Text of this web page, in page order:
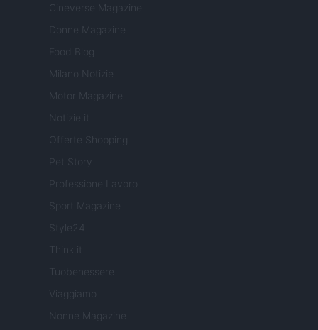
Cineverse Magazine
Donne Magazine
Food Blog
Milano Notizie
Motor Magazine
Notizie.it
Offerte Shopping
Professione Lavoro
Sport Magazine
Style24
Think.it
Tuobenessere
Viaggiamo
Nonne Magazine